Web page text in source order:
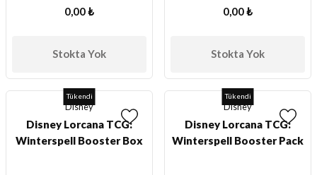
0,00 ₺
Stokta Yok
0,00 ₺
Stokta Yok
Tükendi
Disney
Disney Lorcana TCG:
Winterspell Booster Box
Tükendi
Disney
Disney Lorcana TCG:
Winterspell Booster Pack